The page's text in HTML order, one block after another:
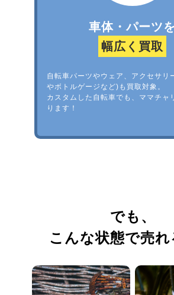
車体・パーツを
幅広く買取
自転車パーツやウェア、アクセサリ
やボトルゲージなど)も買取対象。
カスタムした自転車でも、ママチャ
ります！
でも、
こんな状態で売れ